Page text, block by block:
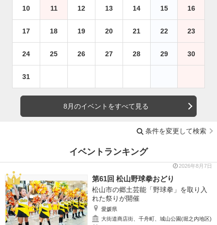
10 11 12 13 14 15 16
17 18 19 20 21 22 23
24 25 26 27 28 29 30
31
8月のイベントをすべて見る
条件を変更して検索
イベントランキング
2026年8月7日
第61回 松山野球拳おどり
松山市の郷土芸能「野球拳」を取り入
れた祭りが開催
愛媛県
大街道商店街、千舟町、城山公園(堀之内地区)